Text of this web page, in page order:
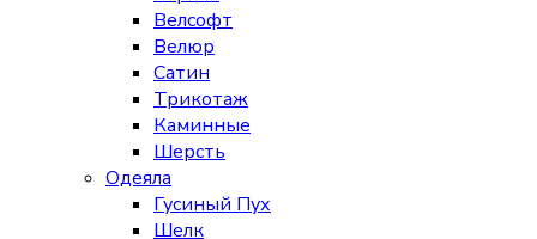
Велсофт
Велюр
Сатин
Трикотаж
Каминные
Шерсть
Одеяла
Гусиный Пух
Шелк